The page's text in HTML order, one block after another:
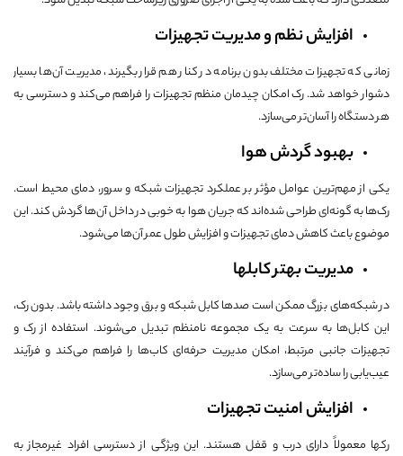
افزایش نظم و مدیریت تجهیزات
زمانی که تجهیزات مختلف بدون برنامه در کنار هم قرار بگیرند، مدیریت آن‌ها بسیار
دشوار خواهد شد. رک امکان چیدمان منظم تجهیزات را فراهم می‌کند و دسترسی به
هر دستگاه را آسان‌تر می‌سازد.
بهبود گردش هوا
یکی از مهم‌ترین عوامل مؤثر بر عملکرد تجهیزات شبکه و سرور، دمای محیط است.
رک‌ها به گونه‌ای طراحی شده‌اند که جریان هوا به خوبی در داخل آن‌ها گردش کند. این
موضوع باعث کاهش دمای تجهیزات و افزایش طول عمر آن‌ها می‌شود.
مدیریت بهتر کابلها
در شبکه‌های بزرگ ممکن است صدها کابل شبکه و برق وجود داشته باشد. بدون رک،
این کابل‌ها به سرعت به یک مجموعه نامنظم تبدیل می‌شوند. استفاده از رک و
تجهیزات جانبی مرتبط، امکان مدیریت حرفه‌ای کاب‌ها را فراهم می‌کند و فرآیند
عیب‌یابی را ساده‌تر می‌سازد.
افزایش امنیت تجهیزات
رکها معمولاً دارای درب و قفل هستند. این ویژگی از دسترسی افراد غیرمجاز به